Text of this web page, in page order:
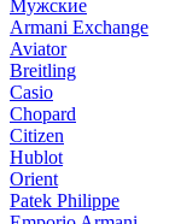
Мужские
Armani Exchange
Aviator
Breitling
Casio
Chopard
Citizen
Hublot
Orient
Patek Philippe